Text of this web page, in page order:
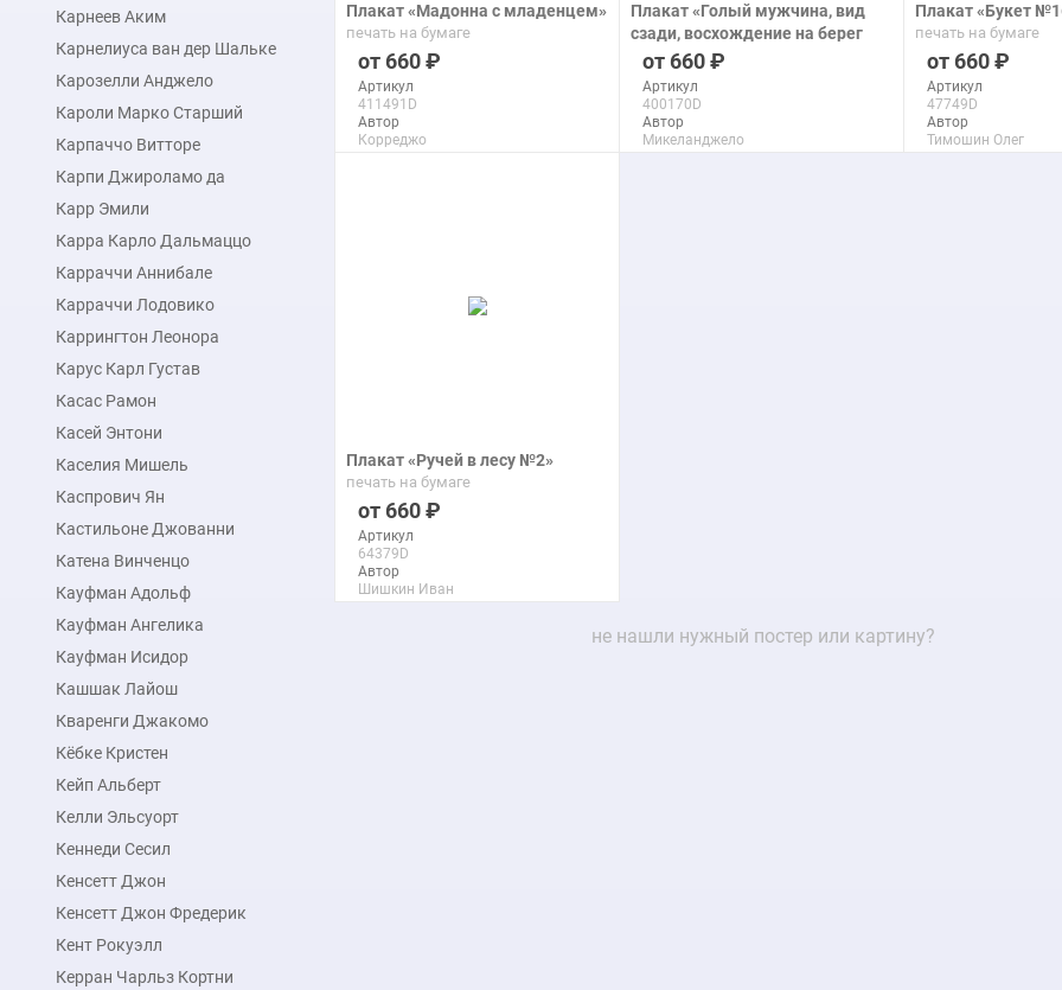
Карнеев Аким
Карнелиуса ван дер Шальке
Карозелли Анджело
Кароли Марко Старший
Карпаччо Витторе
Карпи Джироламо да
Карр Эмили
Карра Карло Дальмаццо
Карраччи Аннибале
Карраччи Лодовико
Каррингтон Леонора
Карус Карл Густав
Касас Рамон
Касей Энтони
Каселия Мишель
Каспрович Ян
Кастильоне Джованни
Катена Винченцо
Кауфман Адольф
Кауфман Ангелика
Кауфман Исидор
Кашшак Лайош
Кваренги Джакомо
Кёбке Кристен
Кейп Альберт
Келли Эльсуорт
Кеннеди Сесил
Кенсетт Джон
Кенсетт Джон Фредерик
Кент Рокуэлл
Керран Чарльз Кортни
Плакат «Мадонна с младенцем»
печать на бумаге
660
Артикул
411491D
Автор
Корреджо
Плакат «Голый мужчина, вид
сзади, восхождение на берег
реки после Микеланджело»
печать на бумаге
660
Артикул
400170D
Автор
Микеланджело
Плакат «Букет
печать на бумаге
660
Артикул
47749D
Автор
Тимошин Олег
Плакат «Ручей в лесу №2»
печать на бумаге
660
Артикул
64379D
Автор
Шишкин Иван
не нашли нужный постер или картину?